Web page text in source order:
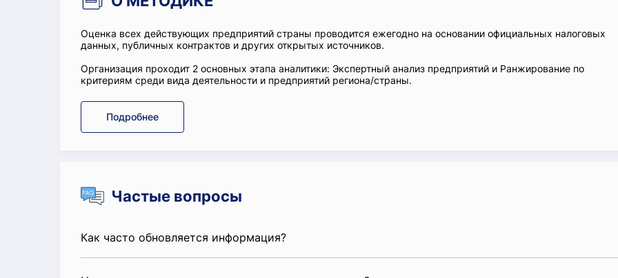
Оценка всех действующих предприятий страны проводится ежегодно на основании официальных налоговых
данных, публичных контрактов и других открытых источников.
Организация проходит 2 основных этапа аналитики: Экспертный анализ предприятий и Ранжирование по
критериям среди вида деятельности и предприятий региона/страны.
Подробнее
Частые вопросы
Как часто обновляется информация?